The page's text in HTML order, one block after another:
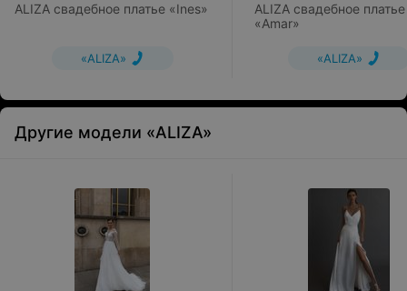
ALIZA свадебное платье «Ines»
«ALIZA»
ALIZA свадебное платье
«Amar»
«ALIZA»
Другие модели «ALIZA»